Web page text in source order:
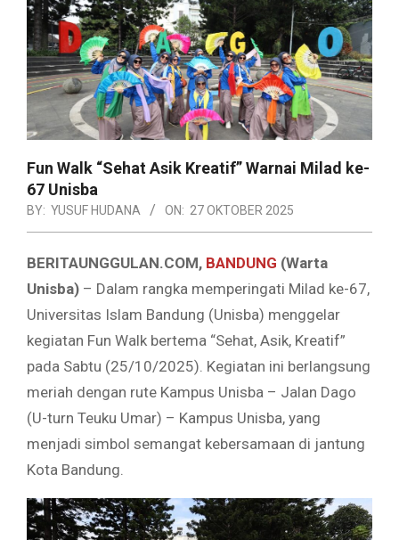
Fun Walk “Sehat Asik Kreatif” Warnai Milad ke-
67 Unisba
BY: YUSUF HUDANA ON: 27 OKTOBER 2025
BERITAUNGGULAN.COM, BANDUNG (Warta
Unisba) – Dalam rangka memperingati Milad ke-67,
Universitas Islam Bandung (Unisba) menggelar
kegiatan Fun Walk bertema “Sehat, Asik, Kreatif”
pada Sabtu (25/10/2025). Kegiatan ini berlangsung
meriah dengan rute Kampus Unisba – Jalan Dago
(U-turn Teuku Umar) – Kampus Unisba, yang
menjadi simbol semangat kebersamaan di jantung
Kota Bandung.